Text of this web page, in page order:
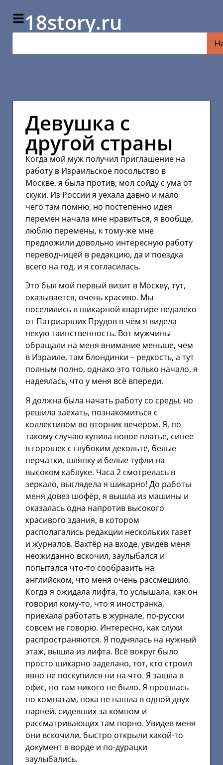
18story.ru
Девушка с
другой страны
Когда мой муж получил приглашение на
работу в Израильское посольство в
Москве, я была против, мол сойду с ума от
скуки. Из России я уехала давно и мало
чего там помню, но постепенно идея
перемен начала мне нравиться, я вообще,
люблю перемены, к тому-же мне
предложили довольно интересную работу
переводчицей в редакцию, да и поездка
всего на год, и я согласилась.
Это был мой первый визит в Москву, тут,
оказывается, очень красиво. Мы
поселились в шикарной квартире недалеко
от Патриарших Прудов в чём я видела
некую таинственность. Вот мужчины
обращали на меня внимание меньше, чем
в Израиле, там блондинки – редкость, а тут
полным полно, однако это только начало, я
надеялась, что у меня всё впереди.
Я должна была начать работу со среды, но
решила заехать, познакомиться с
коллективом во вторник вечером. Я, по
такому случаю купила новое платье, синее
в горошек с глубоким декольте, белые
перчатки, шляпку и белые туфли на
высоком каблуке. Часа 2 смотрелась в
зеркало, выглядела я шикарно! До работы
меня довез шофёр, я вышла из машины и
оказалась одна напротив высокого
красивого здания, в котором
располагались редакции нескольких газет
и журналов. Вахтёр на входе, увидев меня
неожиданно вскочил, заулыбался и
попытался что-то сообразить на
английском, что меня очень рассмешило.
Когда я ожидала лифта, то услышала, как он
говорил кому-то, что я иностранка,
приехала работать в журнале, по-русски
совсем не говорю. Интересно, как слухи
распространяются. Я поднялась на нужный
этаж, вышла из лифта. Всё вокруг было
просто шикарно заделано, тот, кто строил
явно не поскупился ни на что. Я зашла в
офис, но там никого не было. Я прошлась
по комнатам, пока не нашла в одной двух
парней, сидевших за компом и
рассматривающих там порно. Увидев меня
они вскочили, быстро открыли какой-то
документ в ворде и по-дурацки
заулыбались.